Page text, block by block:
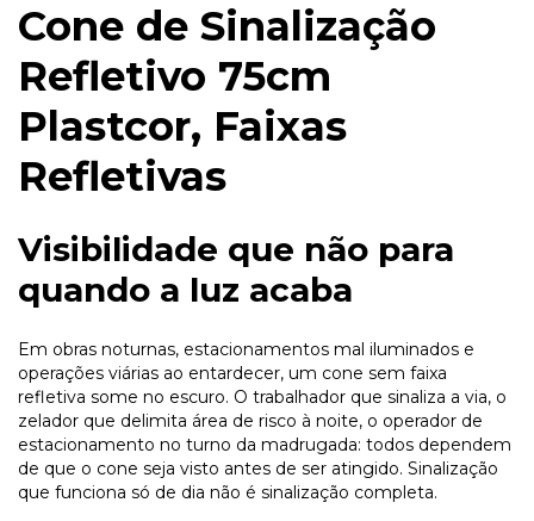
Cone de Sinalização
Refletivo 75cm
Plastcor, Faixas
Refletivas
Visibilidade que não para
quando a luz acaba
Em obras noturnas, estacionamentos mal iluminados e
operações viárias ao entardecer, um cone sem faixa
refletiva some no escuro. O trabalhador que sinaliza a via, o
zelador que delimita área de risco à noite, o operador de
estacionamento no turno da madrugada: todos dependem
de que o cone seja visto antes de ser atingido. Sinalização
que funciona só de dia não é sinalização completa.